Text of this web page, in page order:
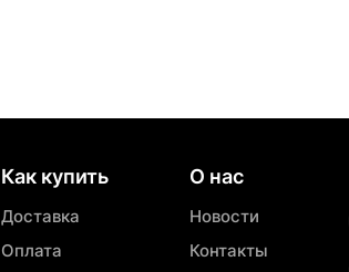
Как купить
Доставка
Оплата
О нас
Новости
Контакты